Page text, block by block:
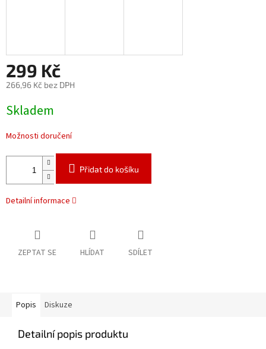
299 Kč
266,96 Kč bez DPH
cena:
Skladem
Možnosti doručení
Přidat do košíku
Detailní informace
ZEPTAT SE HLÍDAT SDÍLET
Popis Diskuze
Detailní popis produktu